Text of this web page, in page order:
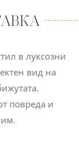
в луксозни
вид на
повреда и